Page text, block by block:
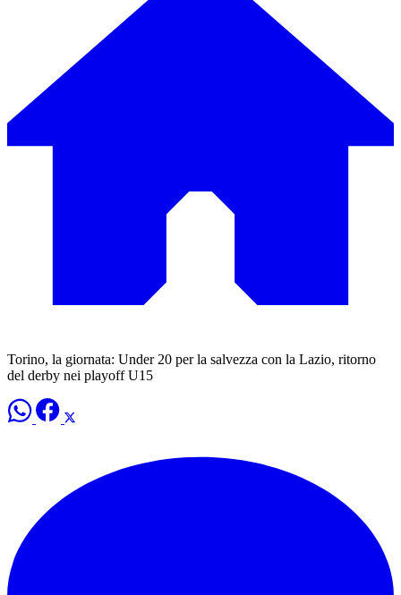
Torino, la giornata: Under 20 per la salvezza con la Lazio, ritorno
del derby nei playoff U15